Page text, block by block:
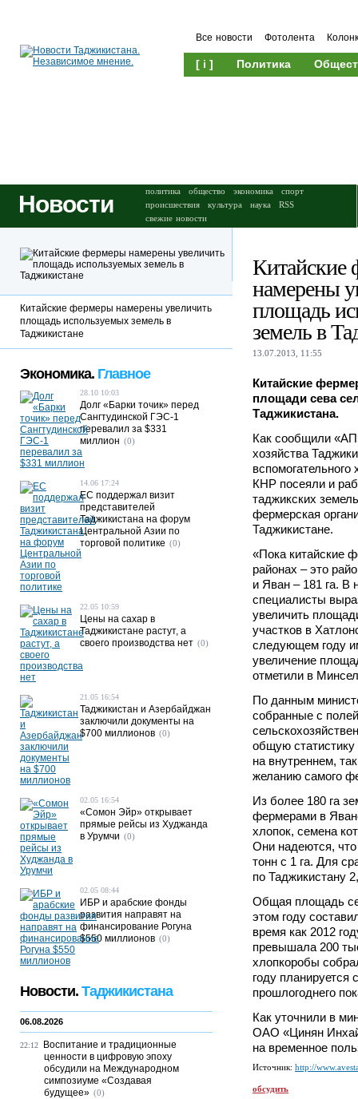
Все новости Фотолента
[ i ] Политика
Новости политика общество экономика
спорт
происшествия
культура наука
RSS
свежие новости
Китайские
намерены
площадь
земель в
13.07.2013, 11:55
Китайские
площади сева
Таджикистана.
Как сообщили
хозяйства
КНР посеяли и
таджикских
фермерская
Таджикистане.
«Пока китайские
районах – это
и Яван – 181 га. В
специалисты
увеличить
участков в
следующем году
увеличение
отметили в
По данным
собранные с
общую статистику
на внутреннем,
желанию самого
Из более 180 га
фермерами в
хлопок, семена
Они надеются,
тонн с 1 га. Для
по Таджикистану
Общая площадь
этом году
время как 2012
превышала 200
хлопкоробы
году планируется
прошлогоднего
Как уточнили в
ОАО «Цинян
на временное
Источник: http://
обсудить
Китайские фермеры намерены увеличить
площадь используемых земель в
Таджикистане
Экономика. Главное
28.10 10:03
Долг «Барки точик» перед
Сангтудинской ГЭС-1
перевалил за $331
миллион (0)
14.06 17:24
ЕС поддержал визит
представителей
Таджикистана на форум
Центральной Азии по
торговой политике (0)
22.05 10:59
Цены на сахар в
Таджикистане растут, а
своего производства нет (0)
21.05 16:54
Таджикистан и Азербайджан
заключили документы на
$700 миллионов (0)
02.05 16:54
«Сомон Эйр» открывает
прямые рейсы из Худжанда
в Урумчи (0)
02.05 08:44
ИБР и арабские фонды
развития направят на
финансирование Рогуна
$550 миллионов (0)
Новости. Таджикистана
06.08.2026
22:12
Воспитание и традиционные
ценности в цифровую эпоху
обсудили на Международном
симпозиуме «Создавая
будущее» (0)